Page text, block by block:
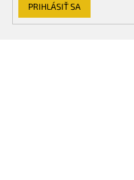
PRIHLÁSIŤ SA